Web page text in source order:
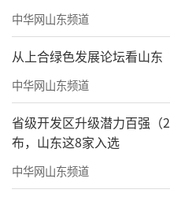
▲智慧景观照明
智慧服务,美好生
的发展宣言，也是其
物业转型升级，新物
海尚海服务集团将凭
中华网山东频道
从上合绿色发展论坛看山
中华网山东频道
省级开发区升级潜力百强（
布，山东这8家入选
中华网山东频道